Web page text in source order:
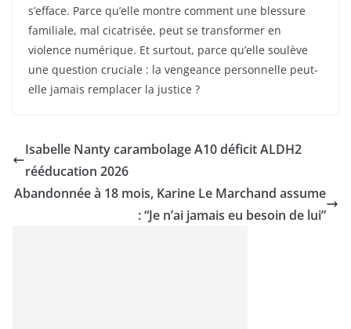
s’efface. Parce qu’elle montre comment une blessure
familiale, mal cicatrisée, peut se transformer en
violence numérique. Et surtout, parce qu’elle soulève
une question cruciale : la vengeance personnelle peut-
elle jamais remplacer la justice ?
Isabelle Nanty carambolage A10 déficit ALDH2
rééducation 2026
Abandonnée à 18 mois, Karine Le Marchand assume
: “Je n’ai jamais eu besoin de lui”